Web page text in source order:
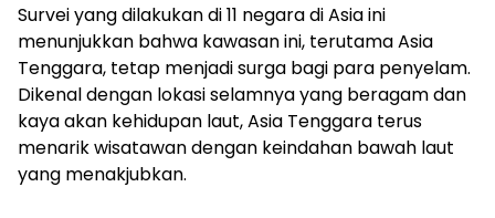
Survei yang dilakukan di 11 negara di Asia ini
menunjukkan bahwa kawasan ini, terutama Asia
Tenggara, tetap menjadi surga bagi para penyelam.
Dikenal dengan lokasi selamnya yang beragam dan
kaya akan kehidupan laut, Asia Tenggara terus
menarik wisatawan dengan keindahan bawah laut
yang menakjubkan.